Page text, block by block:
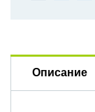
Описание